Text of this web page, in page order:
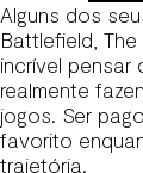
Alguns dos
Battlefield,
incrível pensar
realmente
jogos. Ser
favorito
trajetória.